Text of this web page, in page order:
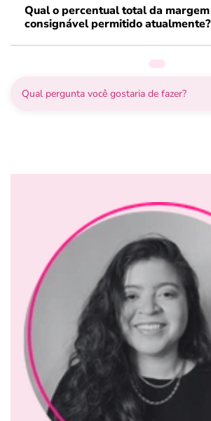
Qual o percentual total da margem
consignável permitido atualmente?